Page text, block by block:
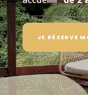
JE RÉSERVE